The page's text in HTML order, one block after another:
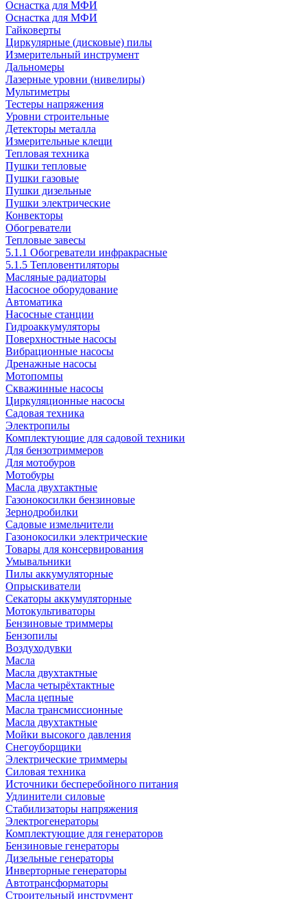
Оснастка для МФИ
Оснастка для МФИ
Гайковерты
Циркулярные (дисковые) пилы
Измерительный инструмент
Дальномеры
Лазерные уровни (нивелиры)
Мультиметры
Тестеры напряжения
Уровни строительные
Детекторы металла
Измерительные клещи
Тепловая техника
Пушки тепловые
Пушки газовые
Пушки дизельные
Пушки электрические
Конвекторы
Обогреватели
Тепловые завесы
5.1.1 Обогреватели инфракрасные
5.1.5 Тепловентиляторы
Масляные радиаторы
Насосное оборудование
Автоматика
Насосные станции
Гидроаккумуляторы
Поверхностные насосы
Вибрационные насосы
Дренажные насосы
Мотопомпы
Скважинные насосы
Циркуляционные насосы
Садовая техника
Электропилы
Комплектующие для садовой техники
Для бензотриммеров
Для мотобуров
Мотобуры
Масла двухтактные
Газонокосилки бензиновые
Зернодробилки
Садовые измельчители
Газонокосилки электрические
Товары для консервирования
Умывальники
Пилы аккумуляторные
Опрыскиватели
Секаторы аккумуляторные
Мотокультиваторы
Бензиновые триммеры
Бензопилы
Воздуходувки
Масла
Масла двухтактные
Масла четырёхтактные
Масла цепные
Масла трансмиссионные
Масла двухтактные
Мойки высокого давления
Снегоуборщики
Электрические триммеры
Силовая техника
Источники бесперебойного питания
Удлинители силовые
Стабилизаторы напряжения
Электрогенераторы
Комплектующие для генераторов
Бензиновые генераторы
Дизельные генераторы
Инверторные генераторы
Автотрансформаторы
Строительный инструмент